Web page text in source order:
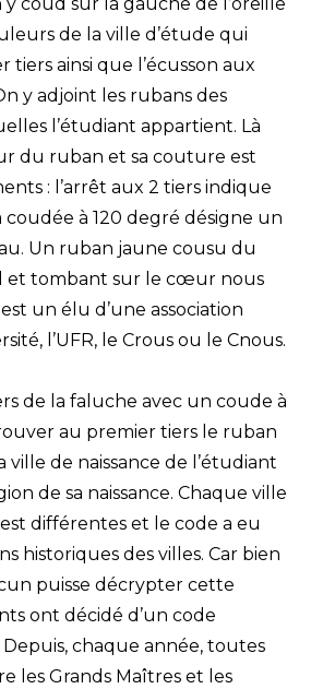
coud sur la gauche de l’oreille
de la ville d’étude qui
tiers ainsi que l’écusson aux
y adjoint les rubans des
l’étudiant appartient. Là
du ruban et sa couture est
: l’arrêt aux 2 tiers indique
à 120 degré désigne un
Un ruban jaune cousu du
et tombant sur le cœur nous
un élu d’une association
l’UFR, le Crous ou le Cnous.
de la faluche avec un coude à
au premier tiers le ruban
de naissance de l’étudiant
de sa naissance. Chaque ville
différentes et le code a eu
historiques des villes. Car bien
puisse décrypter cette
ont décidé d’un code
chaque année, toutes
les Grands Maîtres et les